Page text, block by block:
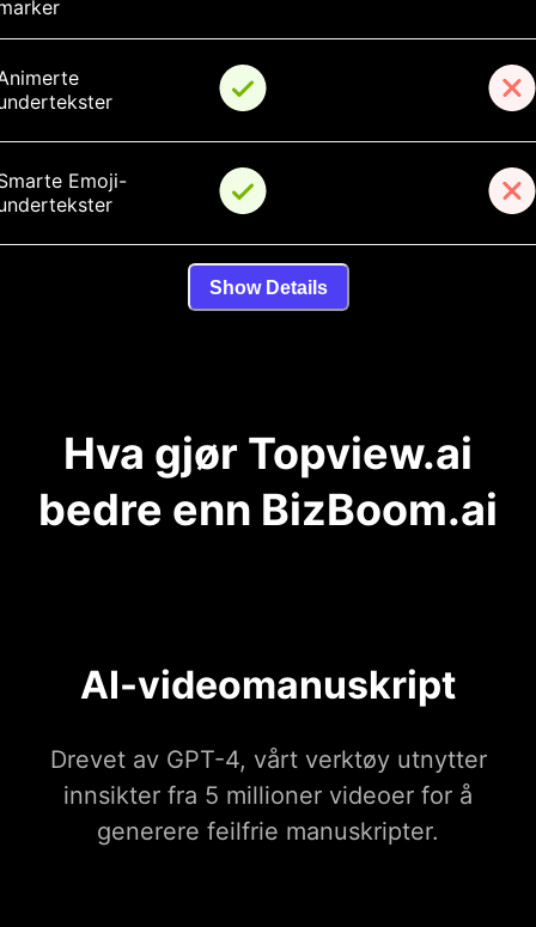
Emoji-
Show Details
Hva gjør Topview.ai
bedre enn BizBoom.ai
AI-videomanuskript
Drevet av GPT-4, vårt verktøy utnytter
innsikter fra 5 millioner videoer for å
generere feilfrie manuskripter.